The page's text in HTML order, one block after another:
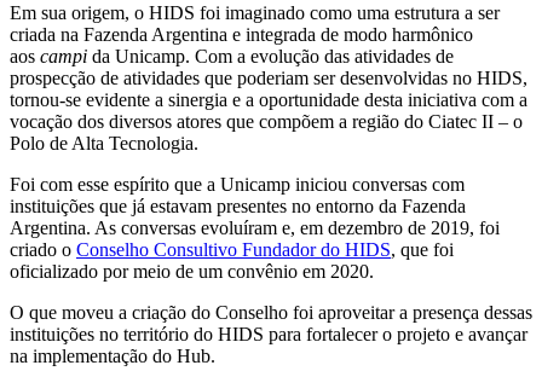
Em sua origem, o HIDS foi imaginado como uma estrutura a ser
criada na Fazenda Argentina e integrada de modo harmônico
aos campi da Unicamp. Com a evolução das atividades de
prospecção de atividades que poderiam ser desenvolvidas no HIDS,
tornou-se evidente a sinergia e a oportunidade desta iniciativa com a
vocação dos diversos atores que compõem a região do Ciatec II – o
Polo de Alta Tecnologia.
Foi com esse espírito que a Unicamp iniciou conversas com
instituições que já estavam presentes no entorno da Fazenda
Argentina. As conversas evoluíram e, em dezembro de 2019, foi
criado o Conselho Consultivo Fundador do HIDS, que foi
oficializado por meio de um convênio em 2020.
O que moveu a criação do Conselho foi aproveitar a presença dessas
instituições no território do HIDS para fortalecer o projeto e avançar
na implementação do Hub.